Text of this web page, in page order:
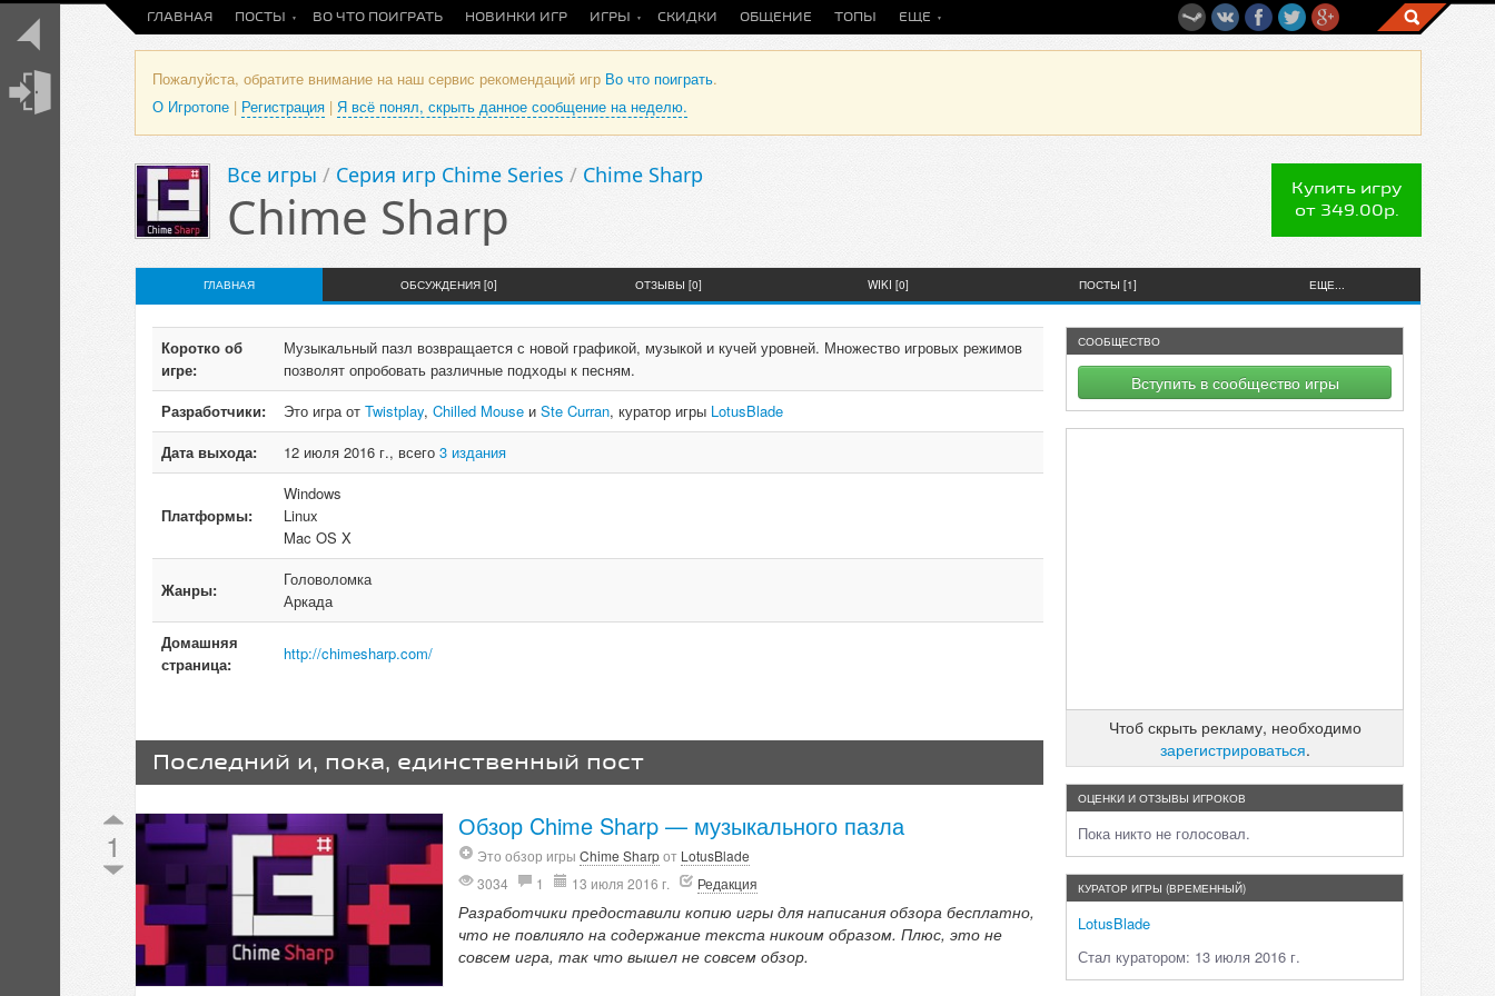
ГЛАВНАЯ ПОСТЫ ВО ЧТО ПОИГРАТЬ НОВИНКИ ИГР ИГРЫ СКИДКИ ОБЩЕНИЕ ТОПЫ ЕЩЕ
Пожалуйста, обратите внимание на наш сервис рекомендаций игр Во что поиграть.
О Игротопе | Регистрация | Я всё понял, скрыть данное сообщение на неделю.
Купить игру
от 349.00р.
Все игры / Серия игр Chime Series / Chime Sharp
Chime Sharp
ГЛАВНАЯ ОБСУЖДЕНИЯ [0] ОТЗЫВЫ [0] WIKI [0] ПОСТЫ [1] ЕЩЕ...
Коротко об
игре:
Музыкальный пазл возвращается с новой графикой, музыкой и кучей уровней. Множество игровых режимов
позволят опробовать различные подходы к песням.
Разработчики:
Это игра от Twistplay, Chilled Mouse и Ste Curran, куратор игры LotusBlade
Дата выхода:
12 июля 2016 г., всего 3 издания
Платформы:
Windows
Linux
Mac OS X
Жанры:
Головоломка
Аркада
Домашняя
страница:
http://chimesharp.com/
Последний и, пока, единственный пост
1 Обзор Chime Sharp — музыкального пазла
Это обзор игры Chime Sharpот LotusBlade
3034
1 13 июля 2016 г. Редакция
Разработчики предоставили копию игры для написания обзора бесплатно,
что не повлияло на содержание текста никоим образом. Плюс, это не
совсем игра, так что вышел не совсем обзор.
СООБЩЕСТВО
Вступить в сообщество игры
Чтоб скрыть рекламу, необходимо
зарегистрироваться.
ОЦЕНКИ И ОТЗЫВЫ ИГРОКОВ
Пока никто не голосовал.
КУРАТОР ИГРЫ (ВРЕМЕННЫЙ)
LotusBlade
Стал куратором: 13 июля 2016 г.